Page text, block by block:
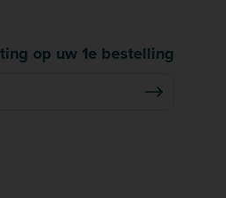
op uw 1e bestelling